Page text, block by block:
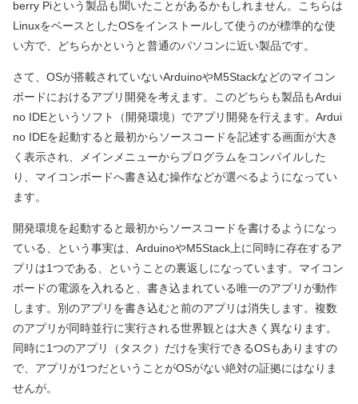
berry Piという製品も聞いたことがあるかもしれません。こちらは
LinuxをベースとしたOSをインストールして使うのが標準的な使
い方で、どちらかというと普通のパソコンに近い製品です。
さて、OSが搭載されていないArduinoやM5Stackなどのマイコン
ボードにおけるアプリ開発を考えます。このどちらも製品もArdui
no IDEというソフト（開発環境）でアプリ開発を行えます。Ardui
no IDEを起動すると最初からソースコードを記述する画面が大き
く表示され、メインメニューからプログラムをコンパイルした
り、マイコンボードへ書き込む操作などが選べるようになってい
ます。
開発環境を起動すると最初からソースコードを書けるようになっ
ている、という事実は、ArduinoやM5Stack上に同時に存在するア
プリは1つである、ということの裏返しになっています。マイコン
ボードの電源を入れると、書き込まれている唯一のアプリが動作
します。別のアプリを書き込むと前のアプリは消失します。複数
のアプリが同時並行に実行される世界観とは大きく異なります。
同時に1つのアプリ（タスク）だけを実行できるOSもありますの
で、アプリが1つだということがOSがない絶対の証拠にはなりま
せんが。